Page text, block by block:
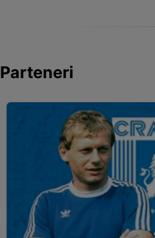
Parteneri